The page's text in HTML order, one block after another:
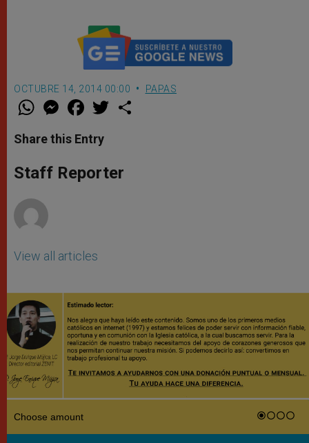
OCTUBRE 14, 2014 00:00 PAPAS
W
t
s
p
p
M
e
s
e
g
e
F
a
e
b
o
k
w
r
Share this Entry
Staff Reporter
View all articles